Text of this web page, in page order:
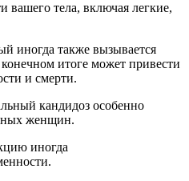
вашего тела, включая легкие,
иногда также вызывается
итоге может привести
и смерти.
кандидоз особенно
женщин.
иногда